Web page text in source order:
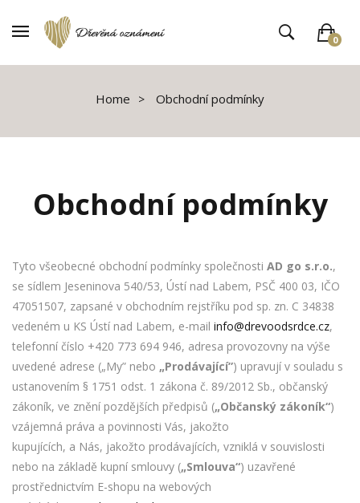
0
Home Obchodní podmínky
Obchodní podmínky
Tyto všeobecné obchodní podmínky společnosti AD go s.r.o.,
se sídlem Jeseninova 540/53, Ústí nad Labem, PSČ 400 03, IČO
47051507, zapsané v obchodním rejstříku pod sp. zn. C 34838
vedeném u KS Ústí nad Labem, e-mail info@drevoodsrdce.cz,
telefonní číslo +420 773 694 946, adresa provozovny na výše
uvedené adrese („My” nebo „Prodávající”) upravují v souladu s
ustanovením § 1751 odst. 1 zákona č. 89/2012 Sb., občanský
zákoník, ve znění pozdějších předpisů („Občanský zákoník“)
vzájemná práva a povinnosti Vás, jakožto
kupujících, a Nás, jakožto prodávajících, vzniklá v souvislosti
nebo na základě kupní smlouvy („Smlouva“) uzavřené
prostřednictvím E-shopu na webových